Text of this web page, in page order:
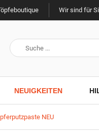
Wir sind für
NEUIGKEITEN
NEU